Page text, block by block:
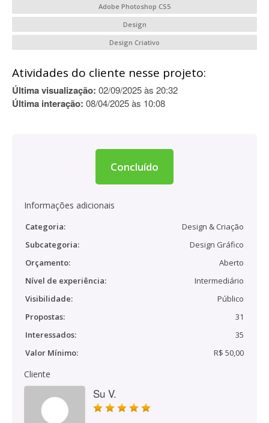
Adobe Photoshop CS5
Design
Design Criativo
Atividades do cliente nesse projeto:
Última visualização: 02/09/2025 às 20:32
Última interação: 08/04/2025 às 10:08
Concluído
Informações adicionais
Categoria:
Design & Criação
Subcategoria:
Design Gráfico
Orçamento:
Aberto
Nível de experiência:
Intermediário
Visibilidade:
Público
Propostas:
31
Interessados:
35
Valor Mínimo:
R$ 50,00
Cliente
Su V.